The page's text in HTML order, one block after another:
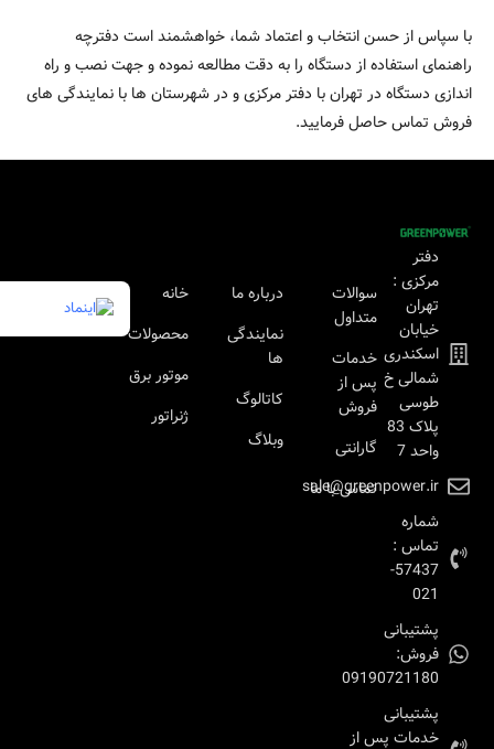
با سپاس از حسن انتخاب و اعتماد شما، خواهشمند است دفترچه
راهنمای استفاده از دستگاه را به دقت مطالعه نموده و جهت نصب و راه
اندازی دستگاه در تهران با دفتر مرکزی و در شهرستان ها با نمایندگی های
فروش تماس حاصل فرمایید.
دفتر
مرکزی :
تهران
خیابان
اسکندری
شمالی خ
طوسی
پلاک 83
واحد 7
sale@greenpower.ir
شماره
تماس :
57437-
021
پشتیبانی
فروش:
09190721180
پشتیبانی
خدمات پس از
سوالات
متداول
خدمات
پس از
فروش
گارانتی
تماس با ما
درباره ما
نمایندگی
ها
کاتالوگ
وبلاگ
خانه
محصولات
موتور برق
ژنراتور